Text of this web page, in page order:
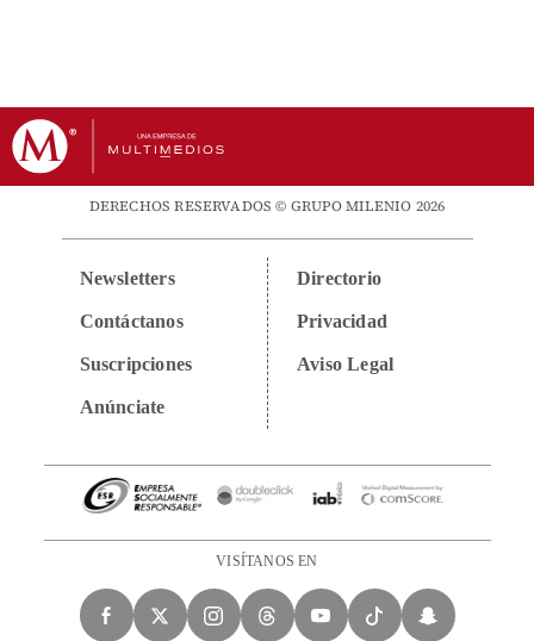
DERECHOS RESERVADOS © GRUPO MILENIO 2026
Newsletters
Contáctanos
Suscripciones
Anúnciate
Directorio
Privacidad
Aviso Legal
VISÍTANOS EN